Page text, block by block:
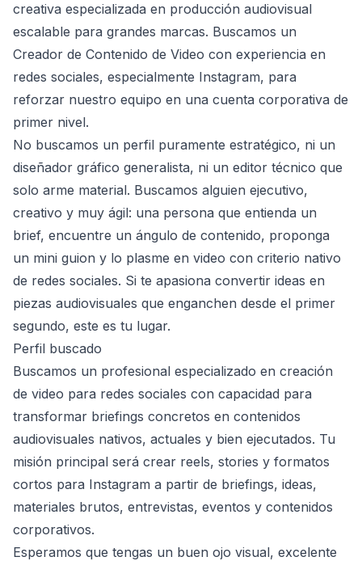
creativa especializada en producción audiovisual
escalable para grandes marcas. Buscamos un
Creador de Contenido de Video con experiencia en
redes sociales, especialmente Instagram, para
reforzar nuestro equipo en una cuenta corporativa de
primer nivel.
No buscamos un perfil puramente estratégico, ni un
diseñador gráfico generalista, ni un editor técnico que
solo arme material. Buscamos alguien ejecutivo,
creativo y muy ágil: una persona que entienda un
brief, encuentre un ángulo de contenido, proponga
un mini guion y lo plasme en video con criterio nativo
de redes sociales. Si te apasiona convertir ideas en
piezas audiovisuales que enganchen desde el primer
segundo, este es tu lugar.
Perfil buscado
Buscamos un profesional especializado en creación
de video para redes sociales con capacidad para
transformar briefings concretos en contenidos
audiovisuales nativos, actuales y bien ejecutados. Tu
misión principal será crear reels, stories y formatos
cortos para Instagram a partir de briefings, ideas,
materiales brutos, entrevistas, eventos y contenidos
corporativos.
Esperamos que tengas un buen ojo visual, excelente